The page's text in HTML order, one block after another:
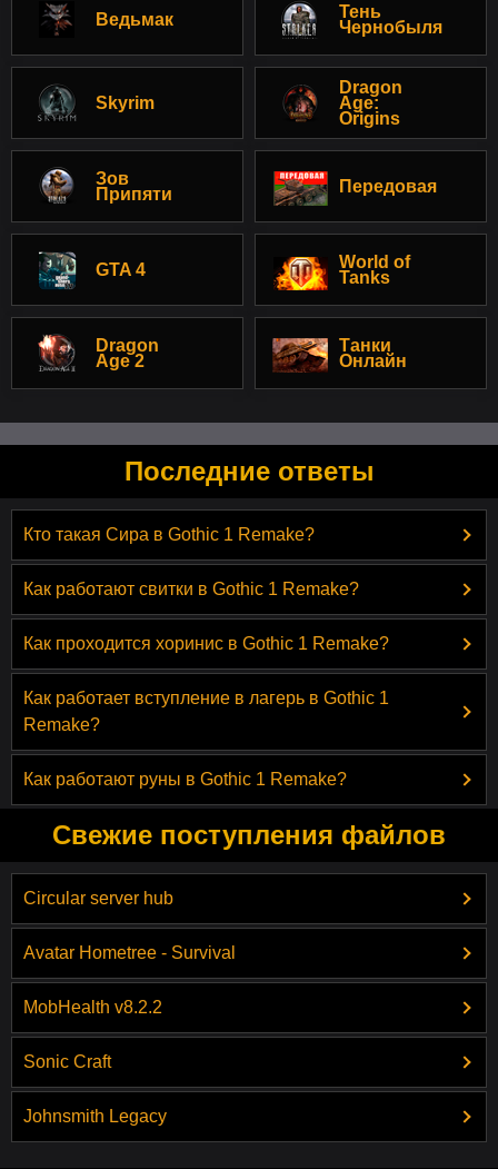
Ведьмак
Тень
Чернобыля
Skyrim
Dragon
Age:
Origins
Зов
Припяти
Передовая
GTA 4
World of
Tanks
Dragon
Age 2
Танки
Онлайн
Последние ответы
Кто такая Сира в Gothic 1 Remake?
Как работают свитки в Gothic 1 Remake?
Как проходится хоринис в Gothic 1 Remake?
Как работает вступление в лагерь в Gothic 1
Remake?
Как работают руны в Gothic 1 Remake?
Свежие поступления файлов
Circular server hub
Avatar Hometree - Survival
MobHealth v8.2.2
Sonic Craft
Johnsmith Legacy